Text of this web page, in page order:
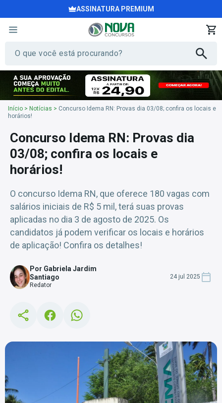
ASSINATURA PREMIUM
Início > Notícias > Concurso Idema RN: Provas dia 03/08; confira os locais e
horários!
Concurso Idema RN: Provas dia
03/08; confira os locais e
horários!
O concurso Idema RN, que oferece 180 vagas com
salários iniciais de R$ 5 mil, terá suas provas
aplicadas no dia 3 de agosto de 2025. Os
candidatos já podem verificar os locais e horários
de aplicação! Confira os detalhes!
Por Gabriela Jardim
Santiago
Redator
24 jul 2025